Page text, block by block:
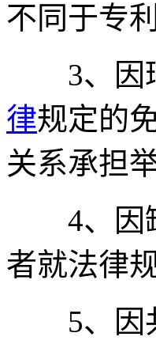
不同于专
3、因环
律规定的
关系承担
4、因缺
者就法律
5、因共